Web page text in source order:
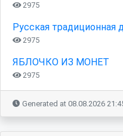
2975
Русская традиционная
2975
ЯБЛОЧКО ИЗ МОНЕТ
2975
Generated at 08.08.2026